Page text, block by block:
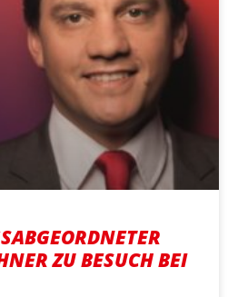
ZU BESUCH BEI